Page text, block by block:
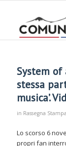
System of
stessa
musica’.
in Rassegna Stampa
Lo scorso 6
propri fan